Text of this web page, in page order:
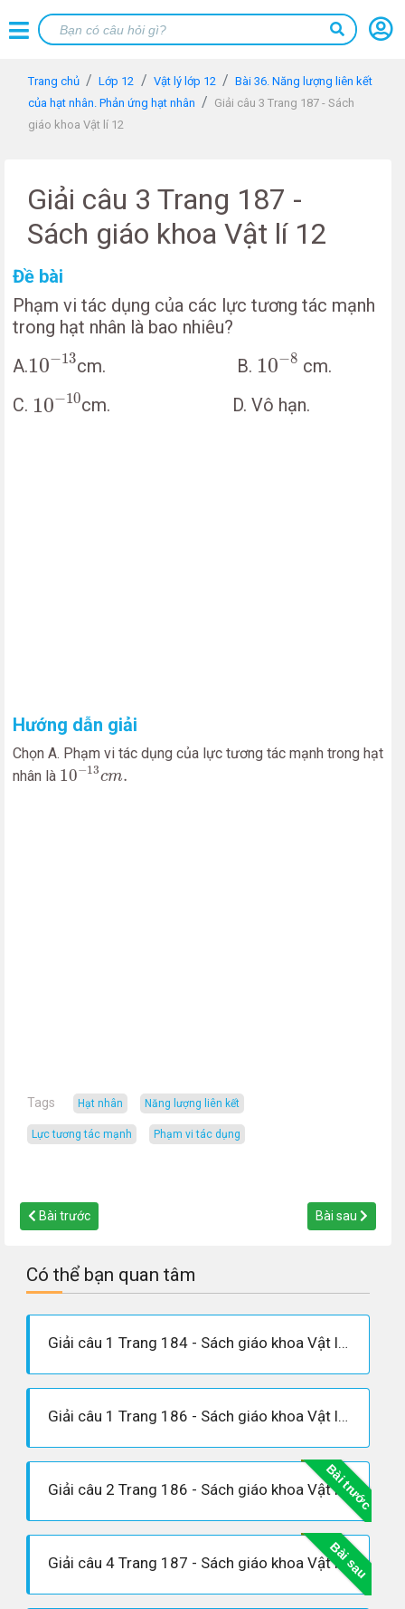
Trang chủ Lớp 12 Vật lý lớp 12
Bài 36. Năng lượng liên kết
của hạt nhân. Phản ứng hạt nhân
Giải câu 3 Trang 187 - Sách
giáo khoa Vật lí 12
Giải câu 3 Trang 187 -
Sách giáo khoa Vật lí 12
Đề bài
Phạm vi tác dụng của các lực tương tác mạnh
trong hạt nhân là bao nhiêu?
A.10−13
10−13
cm. B. 10−8
10−8
cm.
C. 10−10
10−10
cm. D. Vô hạn.
Hướng dẫn giải
Chọn A. Phạm vi tác dụng của lực tương tác mạnh trong hạt
nhân là 10−13cm.
10−13c m.
Tags hạt nhân năng lượng liên kết
lực tương tác mạnh phạm vi tác dụng
Bài trước Bài sau
Có thể bạn quan tâm
Giải câu 1 Trang 184 - Sách giáo khoa Vật lí 12
Giải câu 1 Trang 186 - Sách giáo khoa Vật lí 12
Bài trước
Giải câu 2 Trang 186 - Sách giáo khoa Vật lí 12
Bài sau
Giải câu 4 Trang 187 - Sách giáo khoa Vật lí 12